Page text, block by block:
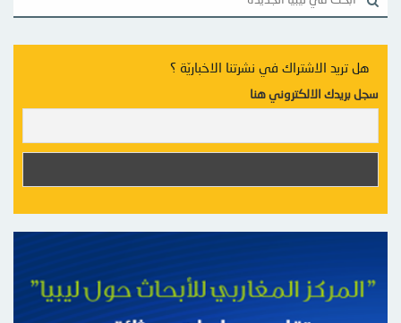
هل تريد الاشتراك في نشرتنا الاخباريّة ؟
سجل بريدك الالكتروني هنا